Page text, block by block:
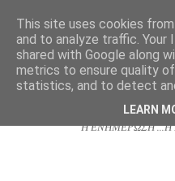
Η ΕΝΗΜΕΡΩΣΗ ...Η
This site uses cookies
and to analyze traffic. Your
shared with Google along
metrics to ensure quality
statistics, and to detect
LEARN